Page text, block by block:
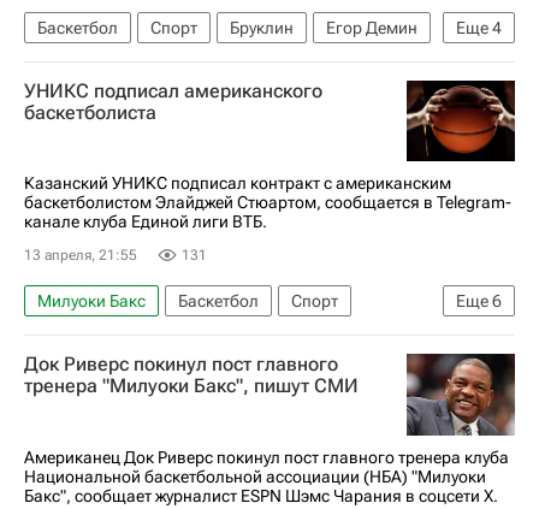
Еще4
Баскетбол Спорт Бруклин
Егор Демин
Бруклин Нетс
Вашингтон Уизардс
Юта Джаз
НБА
УНИКС подписал американского
баскетболиста
Казанский УНИКС подписал контракт с американским
баскетболистом Элайджей Стюартом, сообщается в Telegram-
канале клуба Единой лиги ВТБ.
13 апреля, 21:55 131
Еще6
Милуоки Бакс Баскетбол
Спорт
Израиль
Италия
Польша
Индиана Пэйсерс
Единая лига ВТБ
Док Риверс покинул пост главного
тренера "Милуоки Бакс", пишут СМИ
Американец Док Риверс покинул пост главного тренера клуба
Национальной баскетбольной ассоциации (НБА) "Милуоки
Бакс", сообщает журналист ESPN Шэмс Чарания в соцсети X.